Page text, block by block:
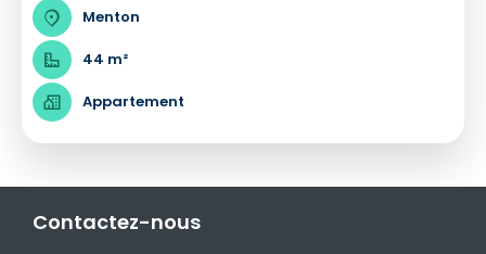
Menton
44 m²
Appartement
Contactez-nous